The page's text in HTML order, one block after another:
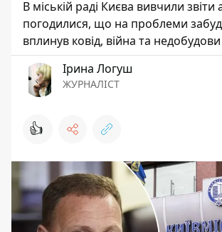
В міській раді Києва вивчили звіти
погодилися, що на проблеми
вплинув ковід, війна та
Ірина Логуш
ЖУРНАЛІСТ
👍